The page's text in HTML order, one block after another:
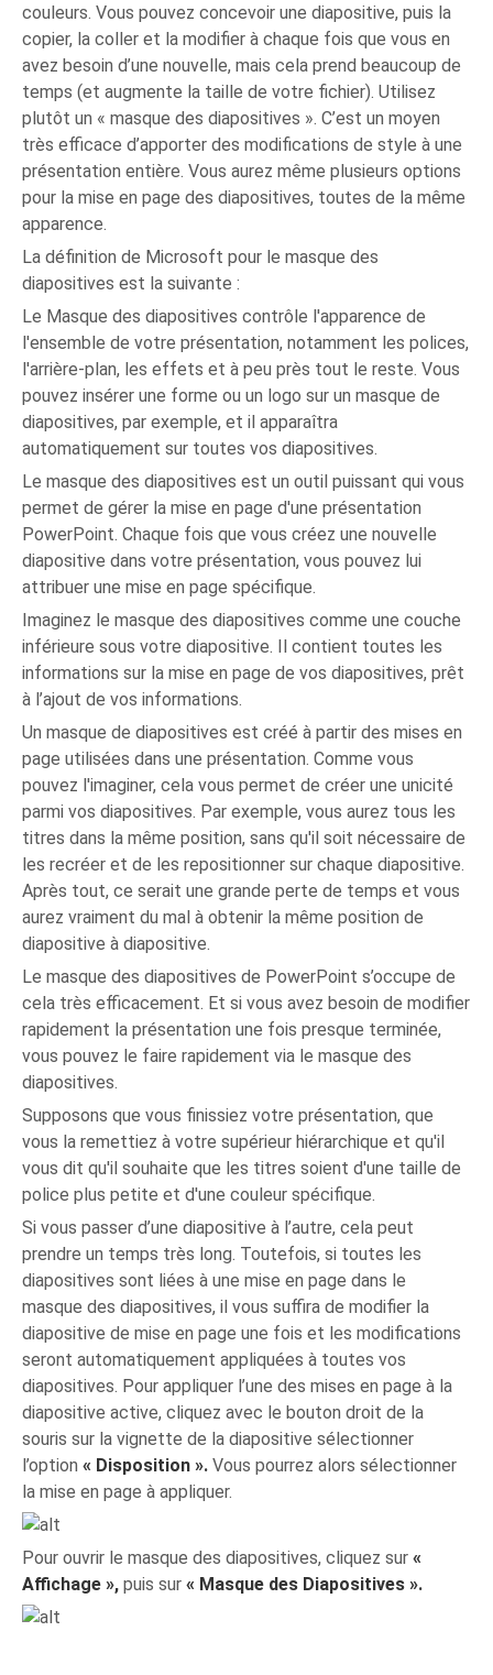
couleurs. Vous pouvez concevoir une diapositive, puis la
copier, la coller et la modifier à chaque fois que vous en
avez besoin d’une nouvelle, mais cela prend beaucoup de
temps (et augmente la taille de votre fichier). Utilisez
plutôt un « masque des diapositives ». C’est un moyen
très efficace d’apporter des modifications de style à une
présentation entière. Vous aurez même plusieurs options
pour la mise en page des diapositives, toutes de la même
apparence.
La définition de Microsoft pour le masque des
diapositives est la suivante :
Le Masque des diapositives contrôle l'apparence de
l'ensemble de votre présentation, notamment les polices,
l'arrière-plan, les effets et à peu près tout le reste. Vous
pouvez insérer une forme ou un logo sur un masque de
diapositives, par exemple, et il apparaîtra
automatiquement sur toutes vos diapositives.
Le masque des diapositives est un outil puissant qui vous
permet de gérer la mise en page d'une présentation
PowerPoint. Chaque fois que vous créez une nouvelle
diapositive dans votre présentation, vous pouvez lui
attribuer une mise en page spécifique.
Imaginez le masque des diapositives comme une couche
inférieure sous votre diapositive. Il contient toutes les
informations sur la mise en page de vos diapositives, prêt
à l’ajout de vos informations.
Un masque de diapositives est créé à partir des mises en
page utilisées dans une présentation. Comme vous
pouvez l'imaginer, cela vous permet de créer une unicité
parmi vos diapositives. Par exemple, vous aurez tous les
titres dans la même position, sans qu'il soit nécessaire de
les recréer et de les repositionner sur chaque diapositive.
Après tout, ce serait une grande perte de temps et vous
aurez vraiment du mal à obtenir la même position de
diapositive à diapositive.
Le masque des diapositives de PowerPoint s’occupe de
cela très efficacement. Et si vous avez besoin de modifier
rapidement la présentation une fois presque terminée,
vous pouvez le faire rapidement via le masque des
diapositives.
Supposons que vous finissiez votre présentation, que
vous la remettiez à votre supérieur hiérarchique et qu'il
vous dit qu'il souhaite que les titres soient d'une taille de
police plus petite et d'une couleur spécifique.
Si vous passer d’une diapositive à l’autre, cela peut
prendre un temps très long. Toutefois, si toutes les
diapositives sont liées à une mise en page dans le
masque des diapositives, il vous suffira de modifier la
diapositive de mise en page une fois et les modifications
seront automatiquement appliquées à toutes vos
diapositives. Pour appliquer l’une des mises en page à la
diapositive active, cliquez avec le bouton droit de la
souris sur la vignette de la diapositive sélectionner
l’option« Disposition ». Vous pourrez alors sélectionner
la mise en page à appliquer.
Pour ouvrir le masque des diapositives, cliquez sur«
Affichage », puis sur« Masque des Diapositives ».